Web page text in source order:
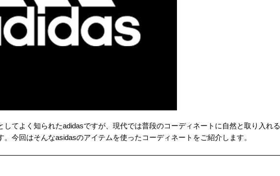
してよく知られたadidasですが、現代では普段のコーディネートに自然と取り入れる
。今回はそんなasidasのアイテムを使ったコーディネートをご紹介します。